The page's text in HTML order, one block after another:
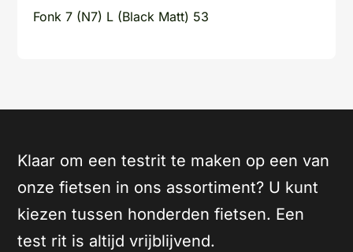
Fonk 7 (N7) L (Black Matt) 53
Klaar om een testrit te maken op een van
onze fietsen in ons assortiment? U kunt
kiezen tussen honderden fietsen. Een
test rit is altijd vrijblijvend.